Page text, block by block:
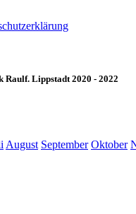
Lippstadt 2020 - 2022
August September Oktober